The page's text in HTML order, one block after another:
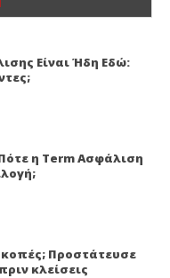
Είναι Ήδη Εδώ:
η Term Ασφάλιση
Προστάτευσε
κλείσεις